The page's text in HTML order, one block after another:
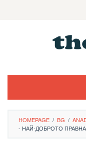
HOMEPAGE / BG /
- НАЙ-ДОБРОТО ПРАВНА